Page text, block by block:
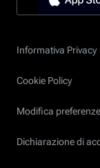
Informativa Privacy
Cookie Policy
Modifica
Dichiarazione di